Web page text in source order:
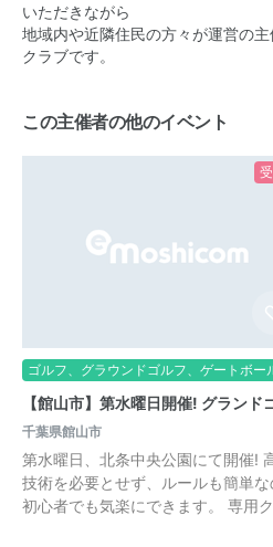
いただきながら
地域内や近隣住民の方々が運営の
クラブです。
この主催者の他のイベント
ゴルフ、グラウンドゴルフ、ゲートボー
【館山市】第水曜日開催! グランド
千葉県館山市
第水曜日、北条中央公園にて開催!
技術を必要とせず、ルールも簡単
初心者でも気楽にできます。 専用